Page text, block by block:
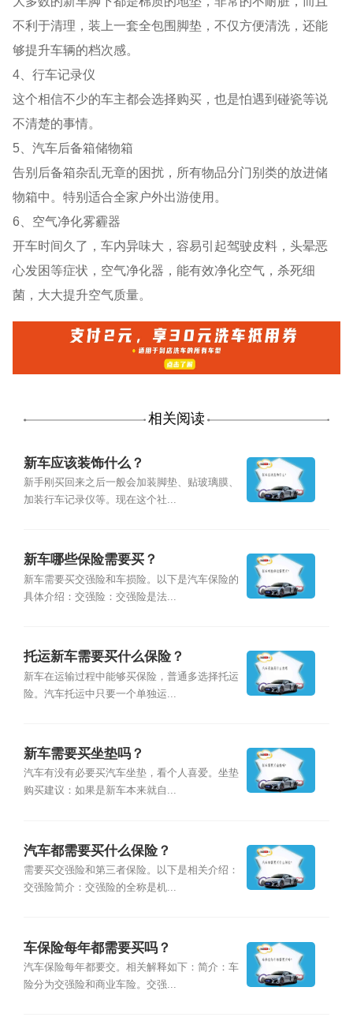
不利于清理，装上一套全包围脚垫，不仅方便清洗，还能
够提升车辆的档次感。
4、行车记录仪
这个相信不少的车主都会选择购买，也是怕遇到碰瓷等说
不清楚的事情。
5、汽车后备箱储物箱
告别后备箱杂乱无章的困扰，所有物品分门别类的放进储
物箱中。特别适合全家户外出游使用。
6、空气净化雾霾器
开车时间久了，车内异味大，容易引起驾驶皮料，头晕恶
心发困等症状，空气净化器，能有效净化空气，杀死细
菌，大大提升空气质量。
相关阅读
新车应该装饰什么？
新手刚买回来之后一般会加装脚垫、贴玻璃膜、
加装行车记录仪等。现在这个社...
新车哪些保险需要买？
新车需要买交强险和车损险。以下是汽车保险的
具体介绍：交强险：交强险是法...
托运新车需要买什么保险？
新车在运输过程中能够买保险，普通多选择托运
险。汽车托运中只要一个单独运...
新车需要买坐垫吗？
汽车有没有必要买汽车坐垫，看个人喜爱。坐垫
购买建议：如果是新车本来就自...
汽车都需要买什么保险？
需要买交强险和第三者保险。以下是相关介绍：
交强险简介：交强险的全称是机...
车保险每年都需要买吗？
汽车保险每年都要交。相关解释如下：简介：车
险分为交强险和商业车险。交强...